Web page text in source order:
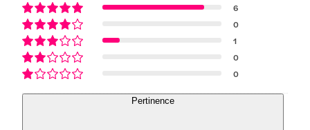
6
0
1
0
0
Pertinence